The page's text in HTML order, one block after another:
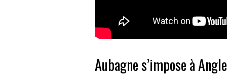
Aubagne s’impose à